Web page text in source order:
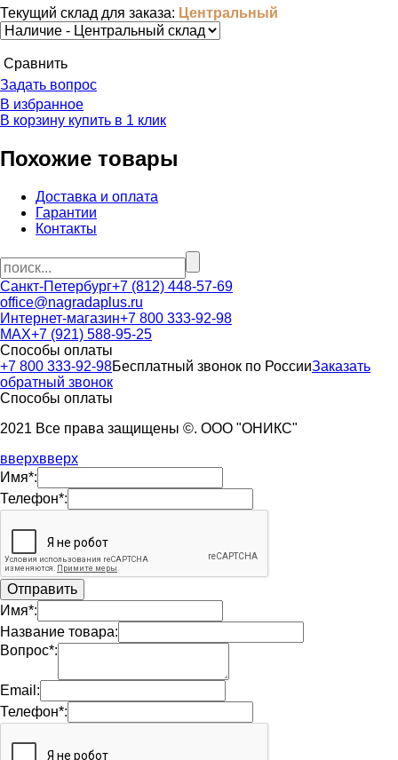
Текущий склад для заказа: Центральный
Cравнить
Задать вопрос
В избранное
В корзину купить в 1 клик
Похожие товары
Доставка и оплата
Гарантии
Контакты
Санкт-Петербург+7 (812) 448-57-69
office@nagradaplus.ru
Интернет-магазин+7 800 333-92-98
MAX+7 (921) 588-95-25
Способы оплаты
+7 800 333-92-98Бесплатный звонок по РоссииЗаказать
обратный звонок
Способы оплаты
2021 Все права защищены ©. ООО "ОНИКС"
вверхвверх
Имя*:
Телефон*:
Имя*:
Название товара:
Вопрос*:
Email:
Телефон*: